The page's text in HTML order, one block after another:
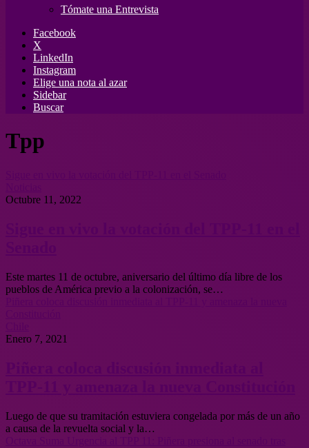
Tómate una Entrevista
Facebook
X
LinkedIn
Instagram
Elige una nota al azar
Sidebar
Buscar
Tpp
Octubre 11, 2022
Este martes 11 de octubre, aniversario del último día libre de los
pueblos de América previo a la colonización, se…
Enero 7, 2021
Luego de que su tramitación estuviera congelada por más de un año
a causa de la revuelta social y la…